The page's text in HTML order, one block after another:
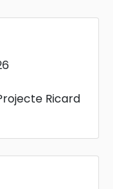
Ricard